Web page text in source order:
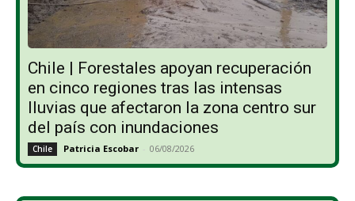
Chile | Forestales apoyan recuperación
en cinco regiones tras las intensas
lluvias que afectaron la zona centro sur
del país con inundaciones
Chile Patricia Escobar - 06/08/2026